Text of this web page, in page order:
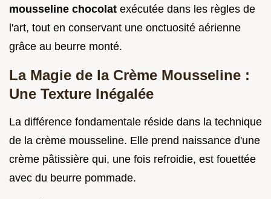
mousseline chocolat exécutée dans les règles de
l'art, tout en conservant une onctuosité aérienne
grâce au beurre monté.
La Magie de la Crème Mousseline :
Une Texture Inégalée
La différence fondamentale réside dans la technique
de la crème mousseline. Elle prend naissance d'une
crème pâtissière qui, une fois refroidie, est fouettée
avec du beurre pommade.